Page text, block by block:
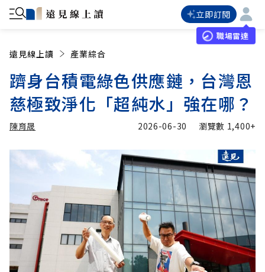
立即訂閱
職場雷達
遠見線上讀 產業綜合
躋身台積電綠色供應鏈，台灣恩
慈極致淨化「超純水」強在哪？
陳育晟
陳育晟 加入追蹤
2026-06-30 瀏覽數 1,400+